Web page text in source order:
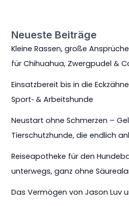
Neueste Beiträge
Kleine Rassen, große Ansprüche
für Chihuahua, Zwergpudel &
Einsatzbereit bis in die
Sport‑ & Arbeitshunde
Neustart ohne Schmerzen –
Tierschutzhunde, die endlich
Reiseapotheke für den
unterwegs, ganz ohne
Das Vermögen von Jason Luv